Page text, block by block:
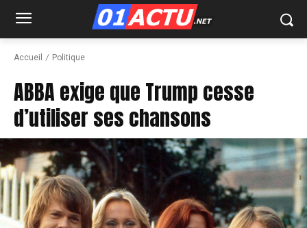
Accueil Politique
ABBA exige que Trump cesse
d’utiliser ses chansons